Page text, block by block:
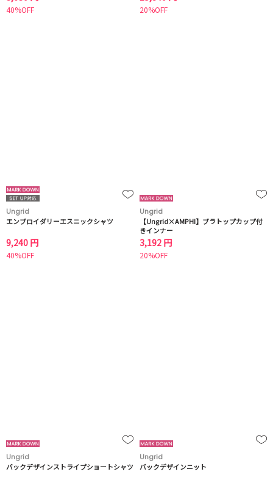
40%OFF 20%OFF
Ungrid
エンブロイダリーエスニックシャツ
9,240 円
40%OFF
Ungrid
【Ungrid×AMPHI】ブラトップカップ付
きインナー
3,192 円
20%OFF
Ungrid
バックデザインストライプショートシャツ
Ungrid
バックデザインニット